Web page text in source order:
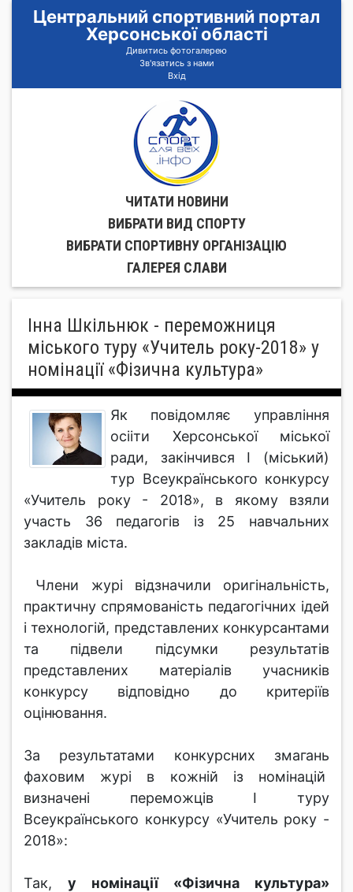
Центральний спортивний портал
Херсонської області
Дивитись фотогалерею
Зв'язатись з нами
Вхід
ЧИТАТИ НОВИНИ
ВИБРАТИ ВИД СПОРТУ
ВИБРАТИ СПОРТИВНУ ОРГАНIЗАЦIЮ
ГАЛЕРЕЯ СЛАВИ
Інна Шкільнюк - переможниця
міського туру «Учитель року-2018» у
номінації «Фізична культура»
Як повідомляє управління
осііти Херсонської міської
ради, закінчився І (міський)
тур Всеукраїнського конкурсу
«Учитель року - 2018», в якому взяли
участь 36 педагогів із 25 навчальних
закладів міста.
Члени журі відзначили оригінальність,
практичну спрямованість педагогічних ідей
і технологій, представлених конкурсантами
та підвели підсумки результатів
представлених матеріалів учасників
конкурсу відповідно до критеріїв
оцінювання.
За результатами конкурсних змагань
фаховим журі в кожній із номінацій
визначені переможців І туру
Всеукраїнського конкурсу «Учитель року -
2018»:
Так, у номінації «Фізична культура»